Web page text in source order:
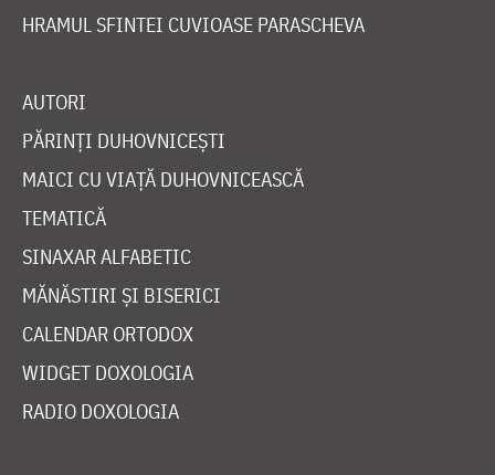
HRAMUL SFINTEI CUVIOASE PARASCHEVA
AUTORI
PĂRINȚI DUHOVNICEȘTI
MAICI CU VIAȚĂ DUHOVNICEASCĂ
TEMATICĂ
SINAXAR ALFABETIC
MĂNĂSTIRI ȘI BISERICI
CALENDAR ORTODOX
WIDGET DOXOLOGIA
RADIO DOXOLOGIA